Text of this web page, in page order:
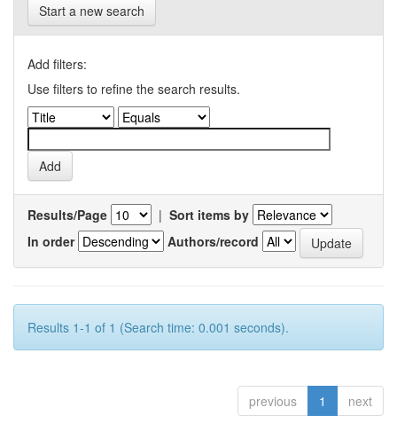
Start a new search
Add filters:
Use filters to refine the search results.
Results/Page | Sort items by
In order
Authors/record
Results 1-1 of 1 (Search time: 0.001 seconds).
previous 1 next